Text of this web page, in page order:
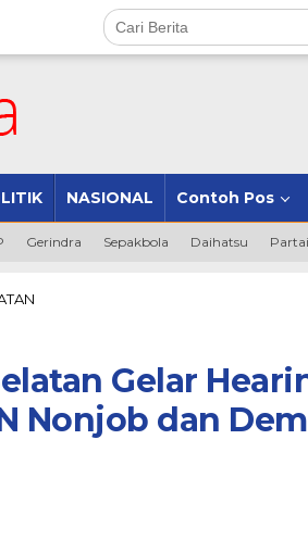
NASIONAL Contoh Pos
Gerindra Sepakbola Daihatsu
Hearing
Terkait
Permasalahan
ASN
Gelar
Nonjob dan